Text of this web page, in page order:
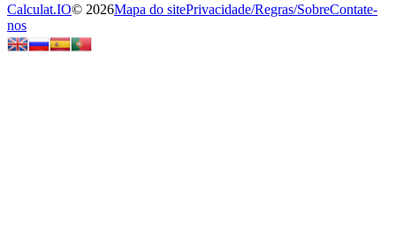
Calculat.IO© 2026Mapa do sitePrivacidade/Regras/SobreContate-
nos